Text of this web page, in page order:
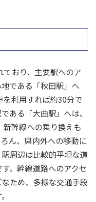
おり、主要駅へのア
である「秋田駅」へ
利用すれば約30分で
ある「大曲駅」へは、
幹線への乗り換えも
ん、県内外への移動に
周辺は比較的平坦な道
。幹線道路へのアクセ
ため、多様な交通手段